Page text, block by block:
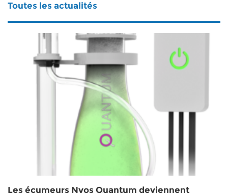
Toutes les actualités
Les écumeurs Nyos Quantum deviennent